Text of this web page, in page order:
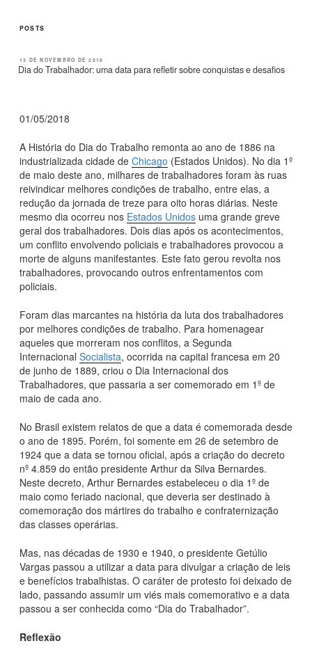
POSTS
PUBLICADO
EM
13 DE NOVEMBRO DE 2018
Dia do Trabalhador: uma data para refletir sobre conquistas e desafios
01/05/2018
A História do Dia do Trabalho remonta ao ano de 1886 na
industrializada cidade de Chicago (Estados Unidos). No dia 1º
de maio deste ano, milhares de trabalhadores foram às ruas
reivindicar melhores condições de trabalho, entre elas, a
redução da jornada de treze para oito horas diárias. Neste
mesmo dia ocorreu nos Estados Unidos uma grande greve
geral dos trabalhadores. Dois dias após os acontecimentos,
um conflito envolvendo policiais e trabalhadores provocou a
morte de alguns manifestantes. Este fato gerou revolta nos
trabalhadores, provocando outros enfrentamentos com
policiais.
Foram dias marcantes na história da luta dos trabalhadores
por melhores condições de trabalho. Para homenagear
aqueles que morreram nos conflitos, a Segunda
Internacional Socialista, ocorrida na capital francesa em 20
de junho de 1889, criou o Dia Internacional dos
Trabalhadores, que passaria a ser comemorado em 1º de
maio de cada ano.
No Brasil existem relatos de que a data é comemorada desde
o ano de 1895. Porém, foi somente em 26 de setembro de
1924 que a data se tornou oficial, após a criação do decreto
nº 4.859 do então presidente Arthur da Silva Bernardes.
Neste decreto, Arthur Bernardes estabeleceu o dia 1º de
maio como feriado nacional, que deveria ser destinado à
comemoração dos mártires do trabalho e confraternização
das classes operárias.
Mas, nas décadas de 1930 e 1940, o presidente Getúlio
Vargas passou a utilizar a data para divulgar a criação de leis
e benefícios trabalhistas. O caráter de protesto foi deixado de
lado, passando assumir um viés mais comemorativo e a data
passou a ser conhecida como “Dia do Trabalhador”.
Reflexão